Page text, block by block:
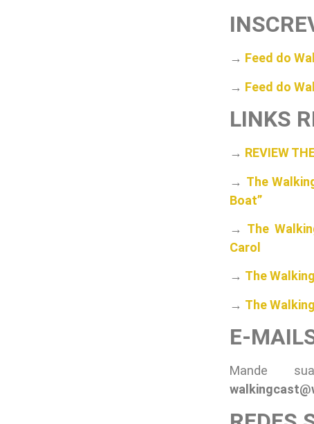
→ Feed do
→ Feed do
LINKS
→ REVIEW
→ The
Boat”
→ The
Carol
→ The
→ The
E-
Mande